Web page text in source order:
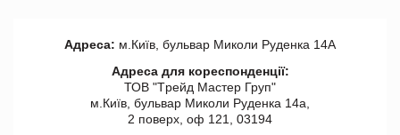
Адреса: м.Київ, бульвар Миколи Руденка 14А
Адреса для кореспонденції:
ТОВ "Tрейд Мастер Груп"
м.Київ, бульвар Миколи Руденка 14а,
2 поверх, оф 121, 03194